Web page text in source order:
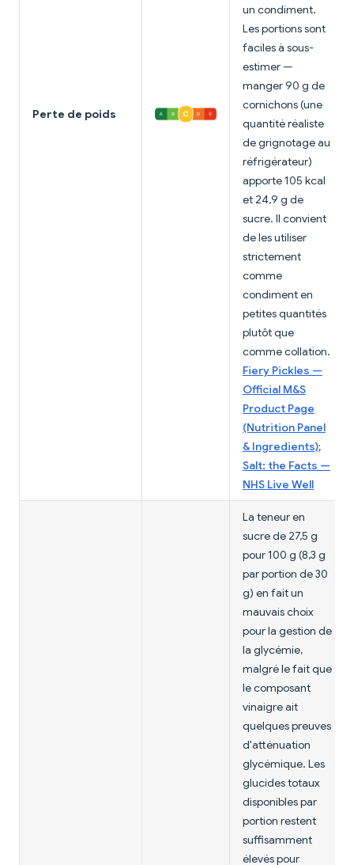
Perte de poids
un condiment.
Les portions sont
faciles à sous-
estimer —
manger 90 g de
cornichons (une
quantité réaliste
de grignotage au
réfrigérateur)
apporte 105 kcal
et 24,9 g de
sucre. Il convient
de les utiliser
strictement
comme
condiment en
petites quantités
plutôt que
comme collation.
Fiery Pickles —
Official M&S
Product Page
(Nutrition Panel
& Ingredients);
Salt: the Facts —
NHS Live Well
La teneur en
sucre de 27,5 g
pour 100 g (8,3 g
par portion de 30
g) en fait un
mauvais choix
pour la gestion de
la glycémie,
malgré le fait que
le composant
vinaigre ait
quelques preuves
d'atténuation
glycémique. Les
glucides totaux
disponibles par
portion restent
suffisamment
élevés pour